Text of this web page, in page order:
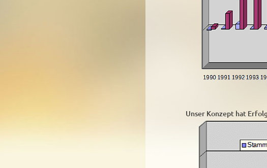
Unser Konzept hat